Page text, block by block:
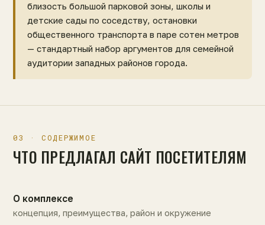
близость большой парковой зоны, школы и
детские сады по соседству, остановки
общественного транспорта в паре сотен метров
— стандартный набор аргументов для семейной
аудитории западных районов города.
03 · СОДЕРЖИМОЕ
ЧТО ПРЕДЛАГАЛ САЙТ ПОСЕТИТЕЛЯМ
О комплексе
концепция, преимущества, район и окружение